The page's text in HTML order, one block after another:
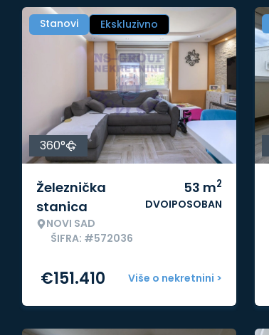
Stanovi Ekskluzivno
360°
Železnička
stanica
NOVI SAD
ŠIFRA: #572036
53 m2
DVOIPOSOBAN
Više o nekretnini >
€151.410